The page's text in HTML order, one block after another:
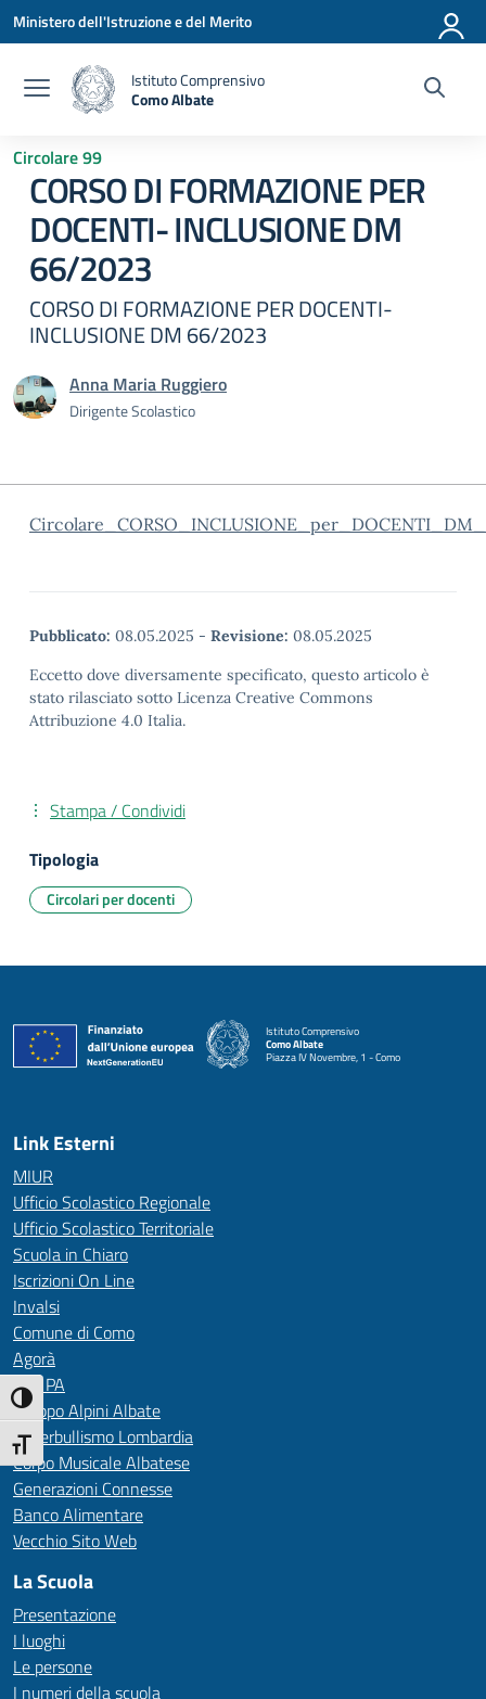
Attiva/disattiva alto contrasto
Attiva/disattiva dimensione testo
Vai ai contenuti
Vai al menu di navigazione
Vai al footer
Ministero dell'Istruzione e del Merito
Istituto Comprensivo
Como Albate
Circolare 99
CORSO DI FORMAZIONE PER
DOCENTI- INCLUSIONE DM
66/2023
CORSO DI FORMAZIONE PER DOCENTI-
INCLUSIONE DM 66/2023
Anna Maria Ruggiero
Dirigente Scolastico
Pubblicato: 08.05.2025 - Revisione: 08.05.2025
Eccetto dove diversamente specificato, questo articolo è
stato rilasciato sotto Licenza Creative Commons
Attribuzione 4.0 Italia.
Stampa / Condividi
Tipologia
Circolari per docenti
Istituto Comprensivo
Como Albate
Piazza IV Novembre, 1 - Como
— Visita la pagina iniziale della scuola
Link Esterni
MIUR
Ufficio Scolastico Regionale
Ufficio Scolastico Territoriale
Scuola in Chiaro
Iscrizioni On Line
Invalsi
Comune di Como
Agorà
NOI PA
Gruppo Alpini Albate
Cyberbullismo Lombardia
Corpo Musicale Albatese
Generazioni Connesse
Banco Alimentare
Vecchio Sito Web
La Scuola
Presentazione
I luoghi
Le persone
I numeri della scuola